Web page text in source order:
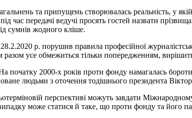
та припущень створювалась реальність, у
передачі ведучі просять гостей назвати
сумнів жодного кліше.
р. порушив правила професійної
усе обмежиться тільки попередженням,
2000-х років проти фонду намагалась
людьми з оточення тодішнього президента
перспективі можуть завдати
може статися й таке, що проти фонду та його